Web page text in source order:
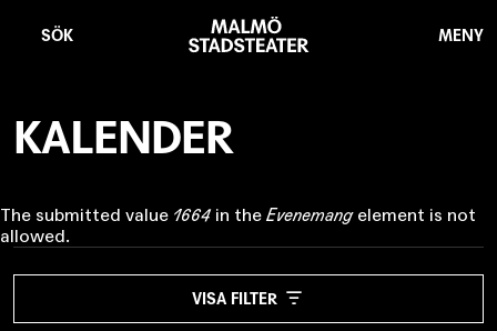
SÖK
Stadsteater
MENY
KALENDER
Felmeddelande
The submitted value 1664in the Evenemangelement is not
allowed.
- Ingen -
VISA FILTER